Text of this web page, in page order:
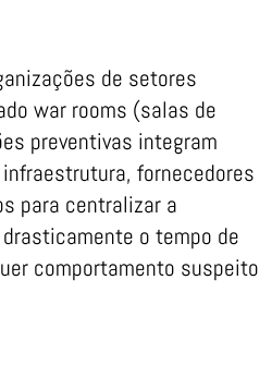
de setores
war rooms (salas de
preventivas integram
fornecedores
para centralizar a
o tempo de
comportamento suspeito